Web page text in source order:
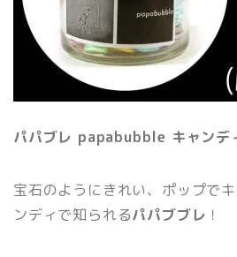
パパブレ papabubble キャンデ
宝石のようにきれい、ポップで
ンディで知られるパパブブレ ！